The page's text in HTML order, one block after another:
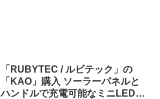
「RUBYTEC / ルビテック」の
「KAO」購入 ソーラーパネルと
ハンドルで充電可能なミニLEDラ